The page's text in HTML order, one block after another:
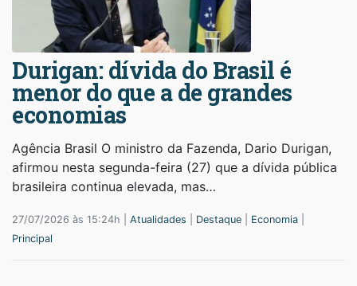
Durigan: dívida do Brasil é
menor do que a de grandes
economias
Agência Brasil O ministro da Fazenda, Dario Durigan,
afirmou nesta segunda-feira (27) que a dívida pública
brasileira continua elevada, mas…
27/07/2026 às 15:24h | Atualidades Destaque Economia
Principal